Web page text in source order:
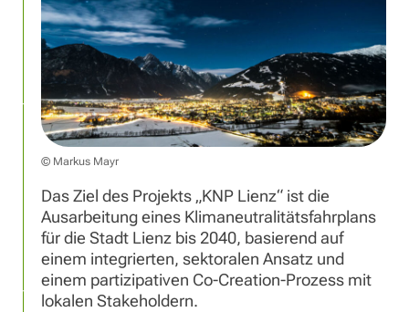
Das Ziel des Projekts „KNP Lienz“ ist die
Ausarbeitung eines Klimaneutralitätsfahrplans
für die Stadt Lienz bis 2040, basierend auf
einem integrierten, sektoralen Ansatz und
einem partizipativen Co-Creation-Prozess mit
lokalen Stakeholdern.
© Markus Mayr